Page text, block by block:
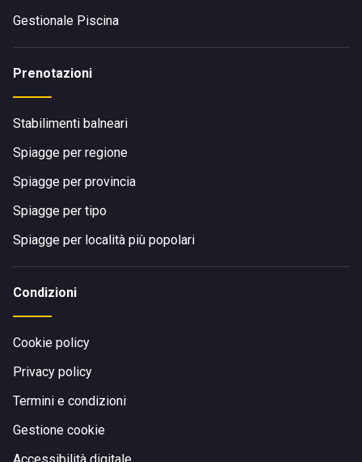
Gestionale Piscina
Prenotazioni
Stabilimenti balneari
Spiagge per regione
Spiagge per provincia
Spiagge per tipo
Spiagge per località più popolari
Condizioni
Cookie policy
Privacy policy
Termini e condizioni
Gestione cookie